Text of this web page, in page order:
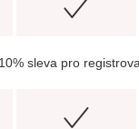
10% sleva pro